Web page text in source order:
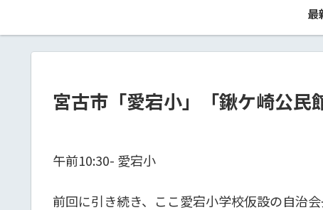
最
宮古市「愛宕小」「鍬ケ崎公
午前10:30- 愛宕小
前回に引き続き、ここ愛宕小学校仮設の自治